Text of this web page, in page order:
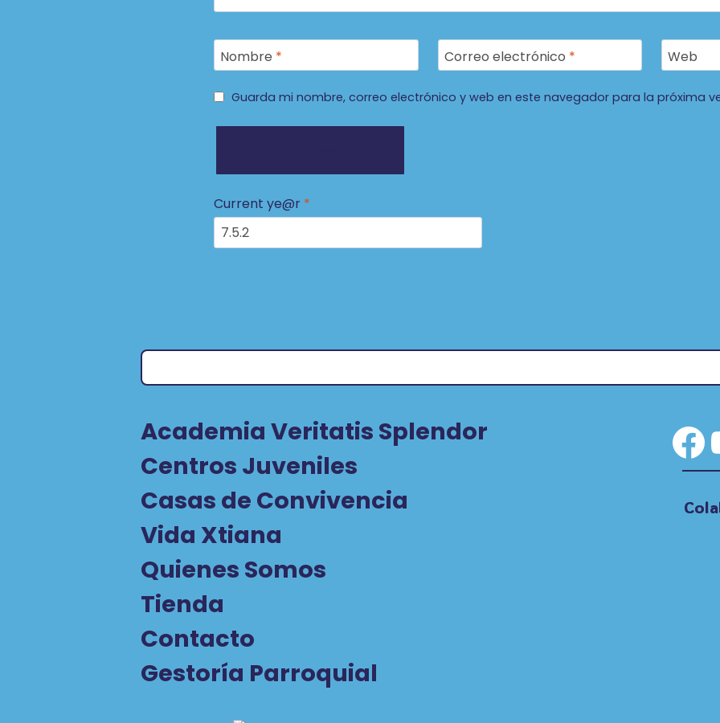
Nombre * Correo electrónico * Web
Guarda mi nombre, correo electrónico y web en este navegador para la próxima
Current ye@r *
Academia Veritatis Splendor
Centros Juveniles
Casas de Convivencia
Vida Xtiana
Quienes Somos
Tienda
Contacto
Gestoría Parroquial